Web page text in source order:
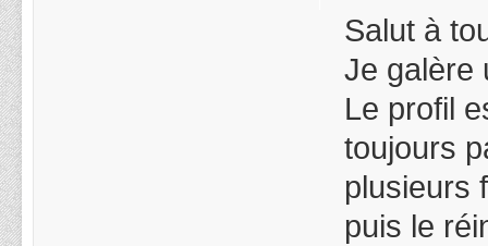
Salut à
Je galère
Le profil
toujours
plusieurs
puis le